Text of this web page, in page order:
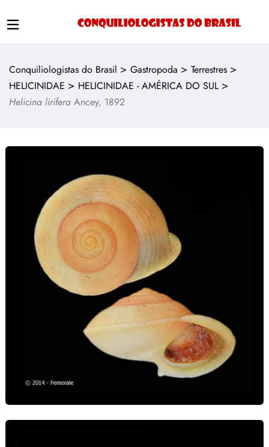
Conquiliologistas do Brasil > Gastropoda > Terrestres >
HELICINIDAE > HELICINIDAE - AMÉRICA DO SUL >
Helicina lirifera Ancey, 1892